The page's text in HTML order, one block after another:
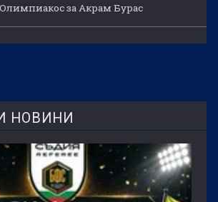
за Акрам Бурас
НОВИНИ